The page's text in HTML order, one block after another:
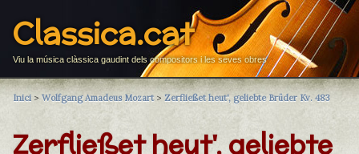
Classica.cat
Viu la música clàssica gaudint dels compositors i les seves obres
Inici > Wolfgang Amadeus Mozart> Zerfließet heut', geliebte Brüder Kv. 483
Zerfließet heut', geliebte